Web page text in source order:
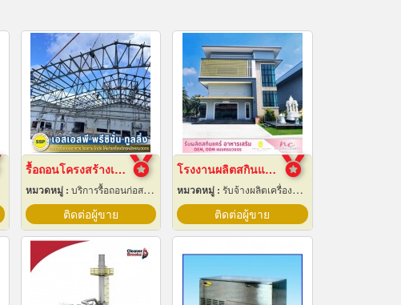
รื้อถอนโครงสร้างเหล็ก สมุทรปราการ
หมวดหมู่ : บริการรื้อถอนก่อสร้าง
ติดต่อผู้ขาย
โรงงานผลิตสกินแคร์ นครปฐม
หมวดหมู่ : รับจ้างผลิตเครื่องสำอาง
ติดต่อผู้ขาย